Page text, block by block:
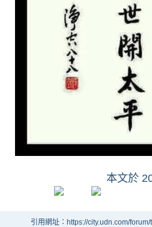
本文於
引用網址：https://city.udn.com/